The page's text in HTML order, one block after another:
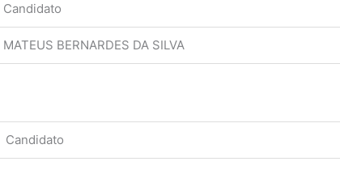
Candidato
MATEUS BERNARDES DA SILVA
Candidato